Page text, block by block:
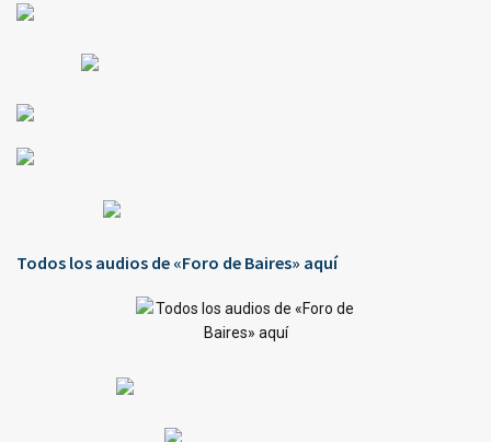
Todos los audios de «Foro de Baires» aquí